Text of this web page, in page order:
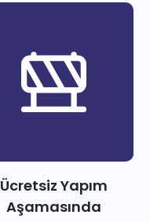
Ücretsiz Yapım
Aşamasında